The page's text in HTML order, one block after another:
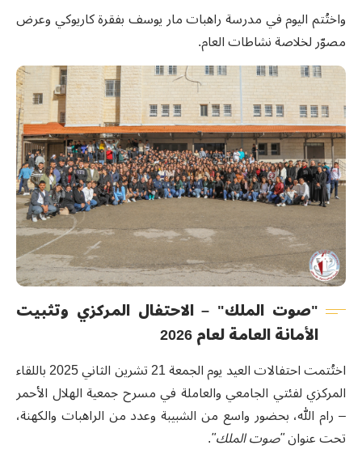
واختُتم اليوم في مدرسة راهبات مار يوسف بفقرة كاريوكي وعرض
مصوّر لخلاصة نشاطات العام.
"صوت الملك" – الاحتفال المركزي وتثبيت
الأمانة العامة لعام 2026
اختُتمت احتفالات العيد يوم الجمعة 21 تشرين الثاني 2025 باللقاء
المركزي لفئتي الجامعي والعاملة في مسرح جمعية الهلال الأحمر
– رام الله، بحضور واسع من الشبيبة وعدد من الراهبات والكهنة،
تحت عنوان"صوت الملك".